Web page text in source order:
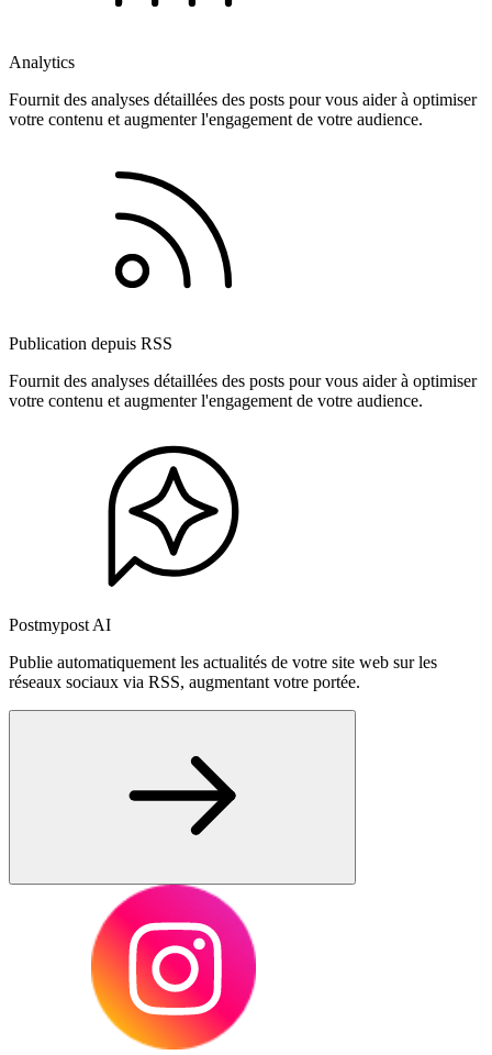
Analytics
Fournit des analyses détaillées des posts pour vous aider à optimiser
votre contenu et augmenter l'engagement de votre audience.
Publication depuis RSS
Fournit des analyses détaillées des posts pour vous aider à optimiser
votre contenu et augmenter l'engagement de votre audience.
Postmypost AI
Publie automatiquement les actualités de votre site web sur les
réseaux sociaux via RSS, augmentant votre portée.